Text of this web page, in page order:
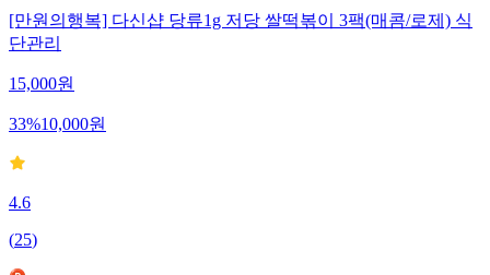
[만원의행복] 다신샵 당류1g 저당 쌀떡볶이 3팩(매콤/로제) 식
단관리
15,000원
33%10,000원
4.6
(25)